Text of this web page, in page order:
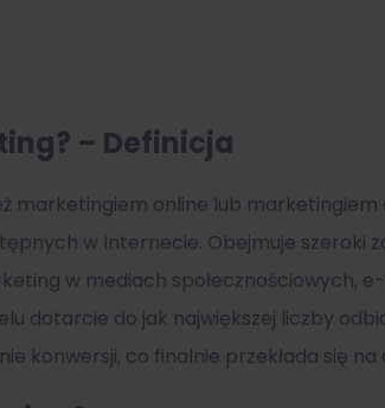
? – Definicja
marketingiem online lub
w Internecie. Obejmuje szeroki
w mediach społecznościowych,
dotarcie do jak największej liczby
konwersji, co finalnie przekłada się